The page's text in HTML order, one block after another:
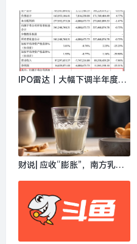
面新闻 · 证券
IPO雷达｜大幅下调半年度业
道|界面新闻 · 证券
财说| 应收“膨胀”，南方乳业